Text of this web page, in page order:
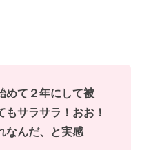
めて２年にして被
サラサラ！おお！
なんだ、と実感